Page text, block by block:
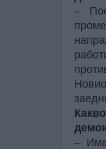
–
–